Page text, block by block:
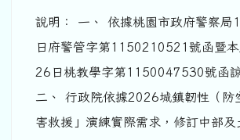
說明： 一、 依據桃園市政府警察局
日府警管字第1150210521號函暨
26日桃教學字第1150047530號函諒
二、 行政院依據2026城鎮韌性（防
害救援」演練實際需求，修訂中部及